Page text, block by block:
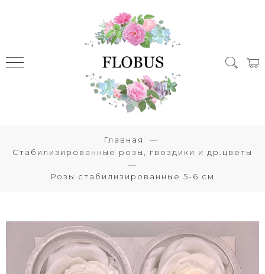
Главная
Стабилизированные розы, гвоздики и др.цветы
Розы стабилизированные 5-6 см